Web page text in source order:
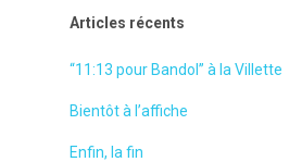
Articles récents
“11:13 pour Bandol” à la Villette
Bientôt à l’affiche
Enfin, la fin